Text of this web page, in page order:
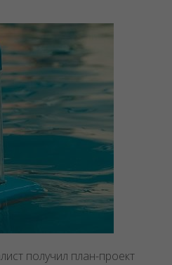
получил план-проект